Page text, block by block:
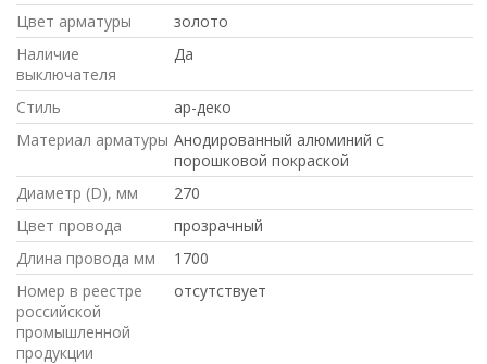
Цвет арматуры
золото
Наличие
выключателя
Да
Стиль
ар-деко
Материал арматуры Анодированный алюминий с
порошковой покраской
Диаметр (D), мм
270
Цвет провода
прозрачный
Длина провода мм
1700
Номер в реестре
российской
промышленной
продукции
отсутствует